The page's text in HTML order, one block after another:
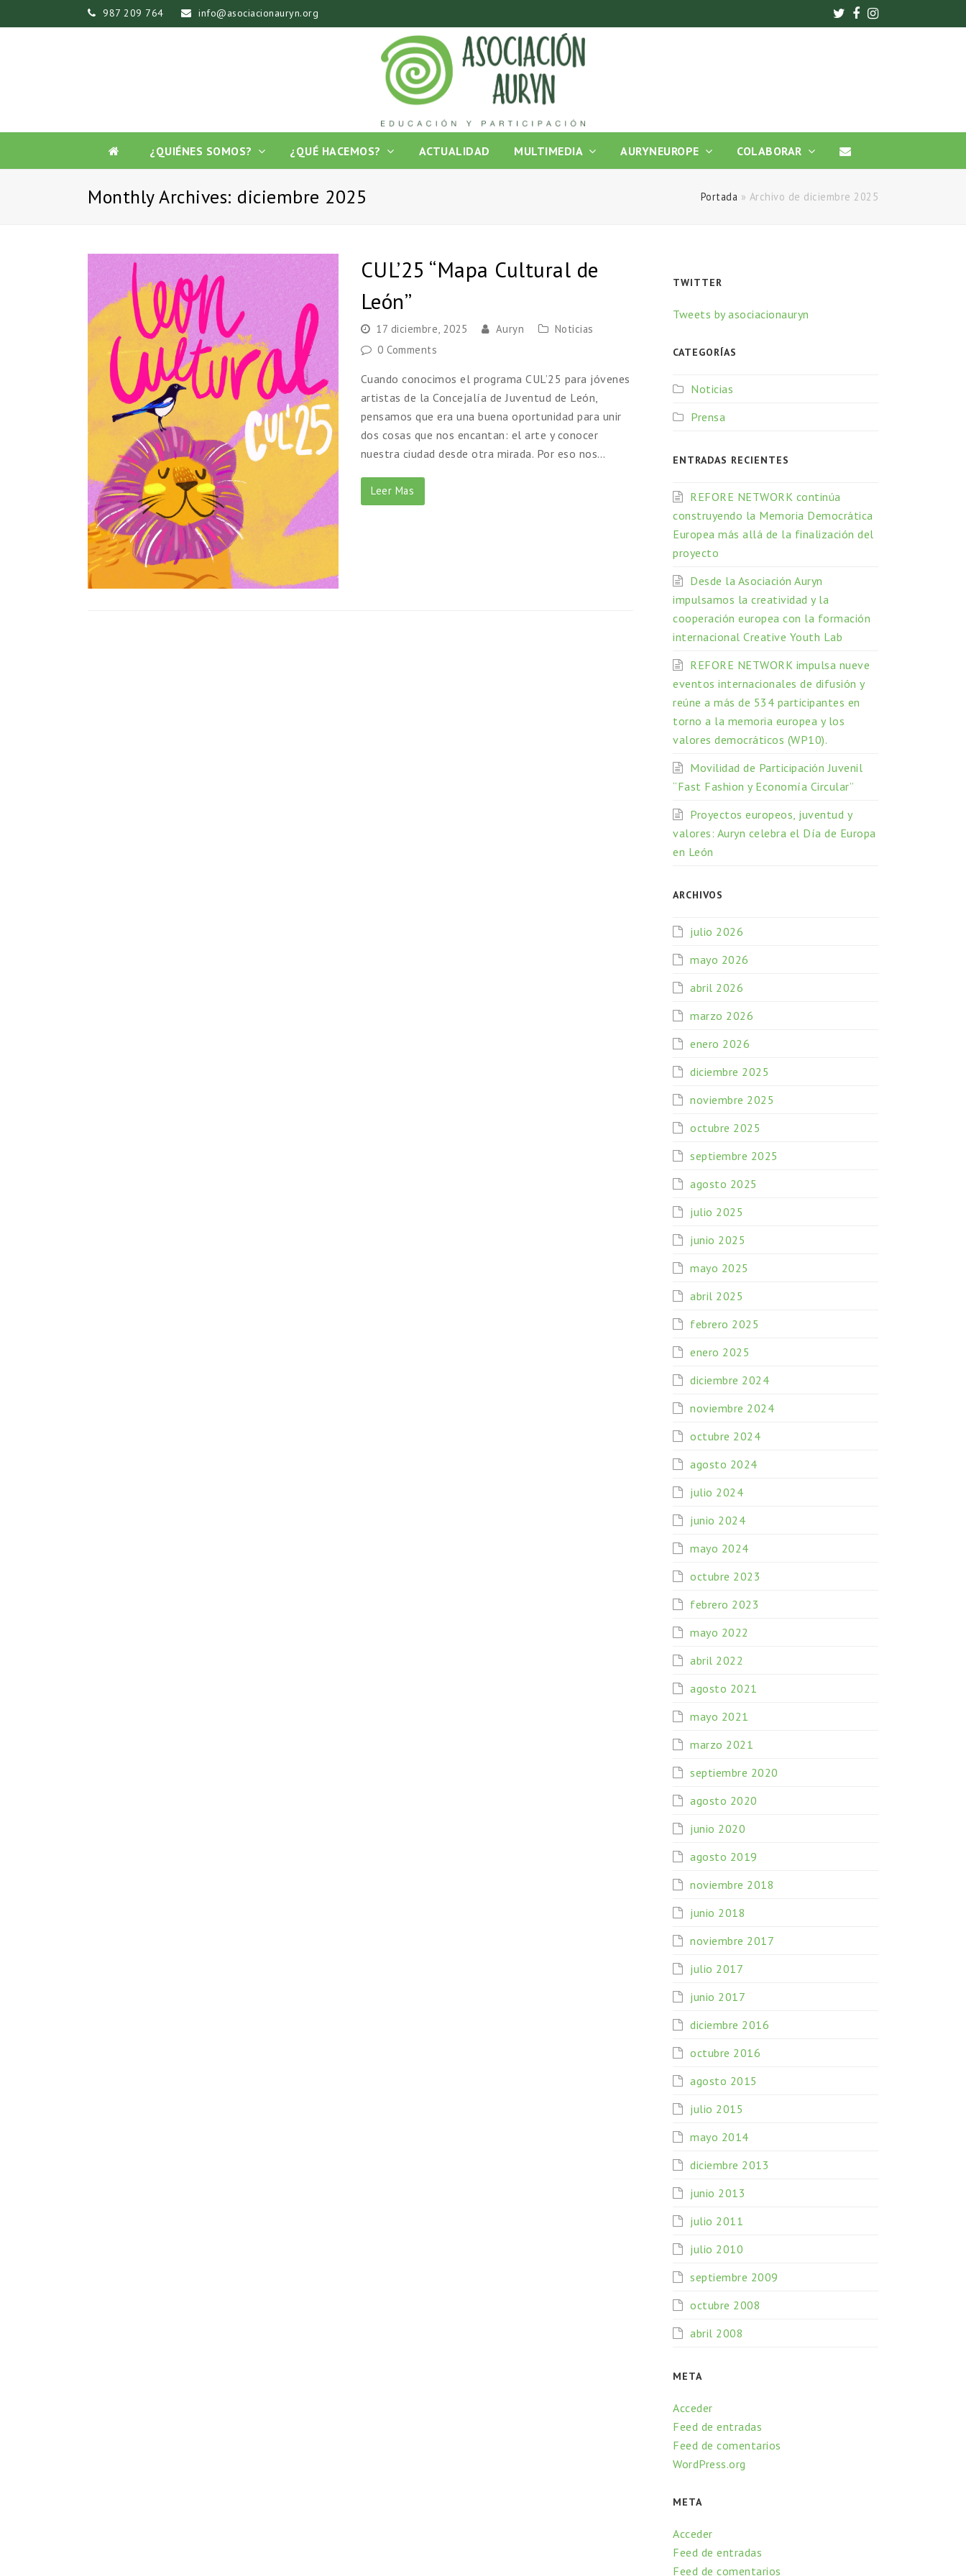
987 209 764 info@asociacionauryn.org Twitter
Facebook
Instagram
¿QUIÉNES SOMOS? ¿QUÉ HACEMOS? ACTUALIDAD MULTIMEDIA AURYNEUROPE COLABORAR
Monthly Archives: diciembre 2025 Portada » Archivo de diciembre 2025
CUL’25 “Mapa Cultural de
León”
17 diciembre, 2025 Auryn
Noticias
0 Comments
Cuando conocimos el programa CUL’25 para jóvenes
artistas de la Concejalía de Juventud de León,
pensamos que era una buena oportunidad para unir
dos cosas que nos encantan: el arte y conocer
nuestra ciudad desde otra mirada. Por eso nos…
Leer Mas
TWITTER
Tweets by asociacionauryn
CATEGORÍAS
Noticias
Prensa
ENTRADAS RECIENTES
REFORE NETWORK continúa
construyendo la Memoria Democrática
Europea más allá de la finalización del
proyecto
Desde la Asociación Auryn
impulsamos la creatividad y la
cooperación europea con la formación
internacional Creative Youth Lab
REFORE NETWORK impulsa nueve
eventos internacionales de difusión y
reúne a más de 534 participantes en
torno a la memoria europea y los
valores democráticos (WP10).
Movilidad de Participación Juvenil
“Fast Fashion y Economía Circular”
Proyectos europeos, juventud y
valores: Auryn celebra el Día de Europa
en León
ARCHIVOS
julio 2026
mayo 2026
abril 2026
marzo 2026
enero 2026
diciembre 2025
noviembre 2025
octubre 2025
septiembre 2025
agosto 2025
julio 2025
junio 2025
mayo 2025
abril 2025
febrero 2025
enero 2025
diciembre 2024
noviembre 2024
octubre 2024
agosto 2024
julio 2024
junio 2024
mayo 2024
octubre 2023
febrero 2023
mayo 2022
abril 2022
agosto 2021
mayo 2021
marzo 2021
septiembre 2020
agosto 2020
junio 2020
agosto 2019
noviembre 2018
junio 2018
noviembre 2017
julio 2017
junio 2017
diciembre 2016
octubre 2016
agosto 2015
julio 2015
mayo 2014
diciembre 2013
junio 2013
julio 2011
julio 2010
septiembre 2009
octubre 2008
abril 2008
META
Acceder
Feed de entradas
Feed de comentarios
WordPress.org
META
Acceder
Feed de entradas
Feed de comentarios